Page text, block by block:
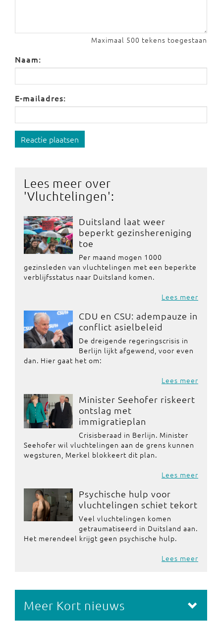
Maximaal 500 tekens toegestaan
Naam:
E-mailadres:
Reactie plaatsen
Lees meer over
'Vluchtelingen':
Duitsland laat weer
beperkt gezinshereniging
toe
Per maand mogen 1000
gezinsleden van vluchtelingen met een beperkte
verblijfsstatus naar Duitsland komen.
Lees meer
CDU en CSU: adempauze in
conflict asielbeleid
De dreigende regeringscrisis in
Berlijn lijkt afgewend, voor even
dan. Hier gaat het om:
Lees meer
Minister Seehofer riskeert
ontslag met
immigratieplan
Crisisberaad in Berlijn. Minister
Seehofer wil vluchtelingen aan de grens kunnen
wegsturen, Merkel blokkeert dit plan.
Lees meer
Psychische hulp voor
vluchtelingen schiet tekort
Veel vluchtelingen komen
getraumatiseerd in Duitsland aan.
Het merendeel krijgt geen psychische hulp.
Lees meer
Meer Kort nieuws